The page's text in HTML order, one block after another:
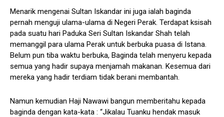
Menarik mengenai Sultan Iskandar ini juga ialah baginda
pernah menguji ulama-ulama di Negeri Perak. Terdapat ksisah
pada suatu hari Paduka Seri Sultan Iskandar Shah telah
memanggil para ulama Perak untuk berbuka puasa di Istana.
Belum pun tiba waktu berbuka, Baginda telah menyeru kepada
semua yang hadir supaya menjamah makanan. Kesemua dari
mereka yang hadir terdiam tidak berani membantah.
Namun kemudian Haji Nawawi bangun memberitahu kepada
baginda dengan kata-kata : “Jikalau Tuanku hendak masuk